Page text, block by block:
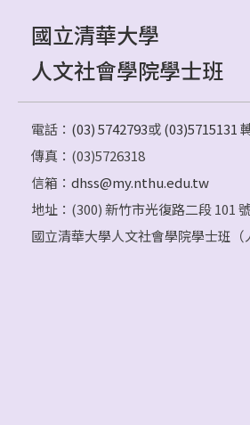
國立清華大學
人文社會學院學士班
電話： (03) 5742793或(03)5715131
傳真：(03)5726318
信箱： dhss@my.nthu.edu.tw
地址：(300) 新竹市光復路二段 101
國立清華大學人文社會學院學士班（